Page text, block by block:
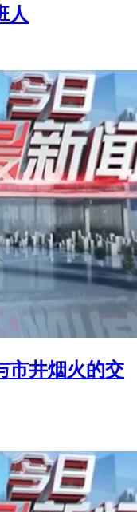
人
市井烟火的交